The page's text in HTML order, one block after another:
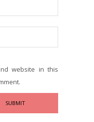
website in this